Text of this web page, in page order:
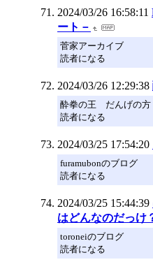
2024/03/26 16:58:11
ート－
菅家アーカイブ
読者になる
2024/03/26 12:29:38
酔拳の王 だんげの方
読者になる
2024/03/25 17:54:20
furamubonのブログ
読者になる
2024/03/25 15:44:39
はどんなのだっけ
toroneiのブログ
読者になる